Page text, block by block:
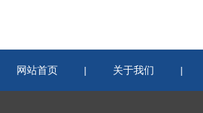
网站首页 | 关于我们 |